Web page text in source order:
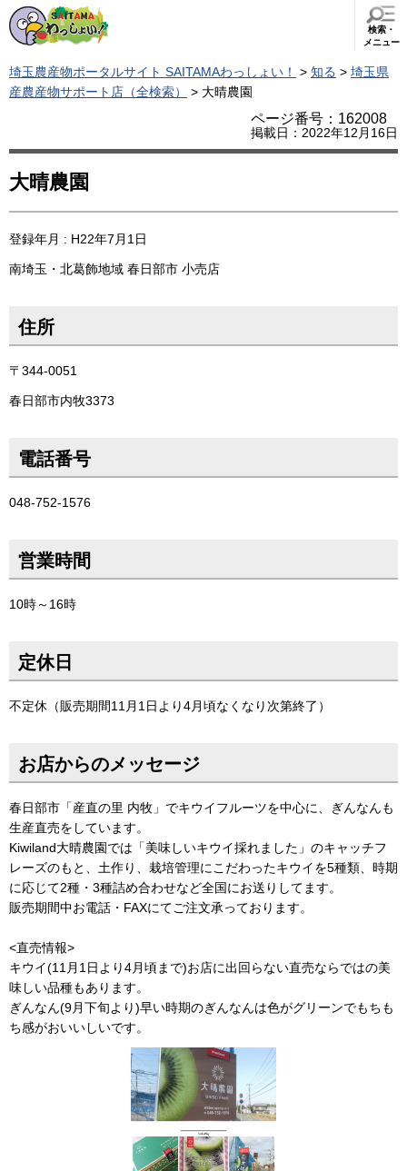
検索・
メニュー
埼玉農産物ポータルサイト SAITAMAわっしょい！ > 知る > 埼玉県
産農産物サポート店（全検索）
> 大晴農園
ページ番号：162008
掲載日：2022年12月16日
大晴農園
登録年月 : H22年7月1日
南埼玉・北葛飾地域 春日部市 小売店
住所
〒344-0051
春日部市内牧3373
電話番号
048-752-1576
営業時間
10時～16時
定休日
不定休（販売期間11月1日より4月頃なくなり次第終了）
お店からのメッセージ
春日部市「産直の里 内牧」でキウイフルーツを中心に、ぎんなんも
生産直売をしています。
Kiwiland大晴農園では「美味しいキウイ採れました」のキャッチフ
レーズのもと、土作り、栽培管理にこだわったキウイを5種類、時期
に応じて2種・3種詰め合わせなど全国にお送りしてます。
販売期間中お電話・FAXにてご注文承っております。
<直売情報>
キウイ(11月1日より4月頃まで)お店に出回らない直売ならではの美
味しい品種もあります。
ぎんなん(9月下旬より)早い時期のぎんなんは色がグリーンでもちも
ち感がおいいしいです。